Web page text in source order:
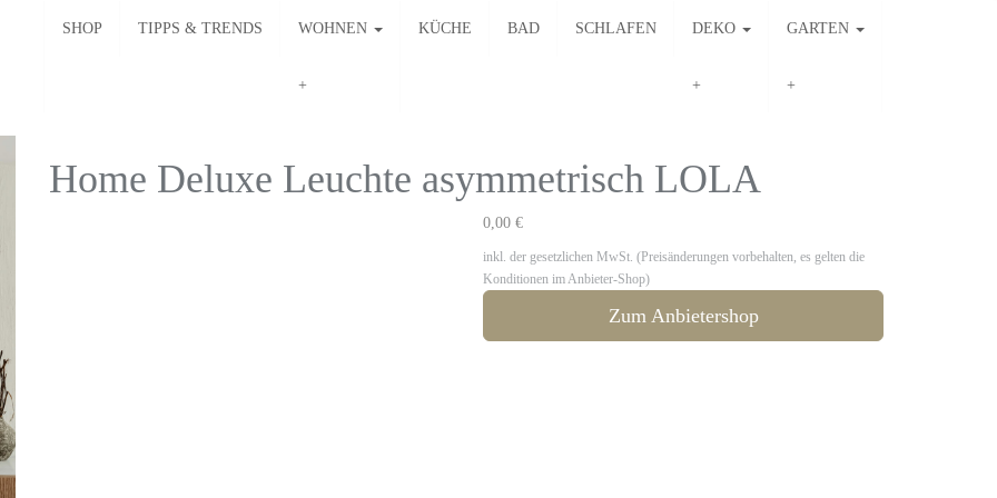
SHOP TIPPS & TRENDS WOHNEN KÜCHE BAD SCHLAFEN DEKO GARTEN
Home Deluxe Leuchte asymmetrisch LOLA
0,00 €
inkl. der gesetzlichen MwSt. (Preisänderungen vorbehalten, es gelten die
Konditionen im Anbieter-Shop)
Zum Anbietershop